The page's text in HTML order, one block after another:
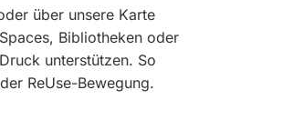
über unsere Karte
Bibliotheken oder
unterstützen. So
ReUse-Bewegung.